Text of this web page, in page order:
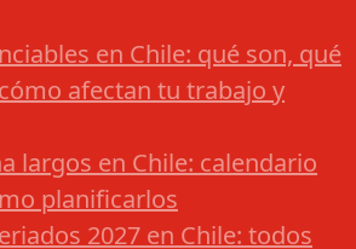
en Chile: qué son, qué
afectan tu trabajo y
largos en Chile: calendario
planificarlos
2027 en Chile: todos